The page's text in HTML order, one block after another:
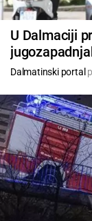
U Dalmaciji
Dalmatinski portal